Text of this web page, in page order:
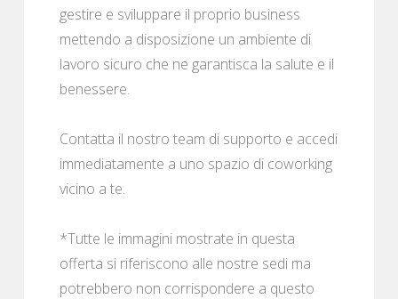
gestire e sviluppare il proprio business
mettendo a disposizione un ambiente di
lavoro sicuro che ne garantisca la salute e il
benessere.
Contatta il nostro team di supporto e accedi
immediatamente a uno spazio di coworking
vicino a te.
*Tutte le immagini mostrate in questa
offerta si riferiscono alle nostre sedi ma
potrebbero non corrispondere a questo